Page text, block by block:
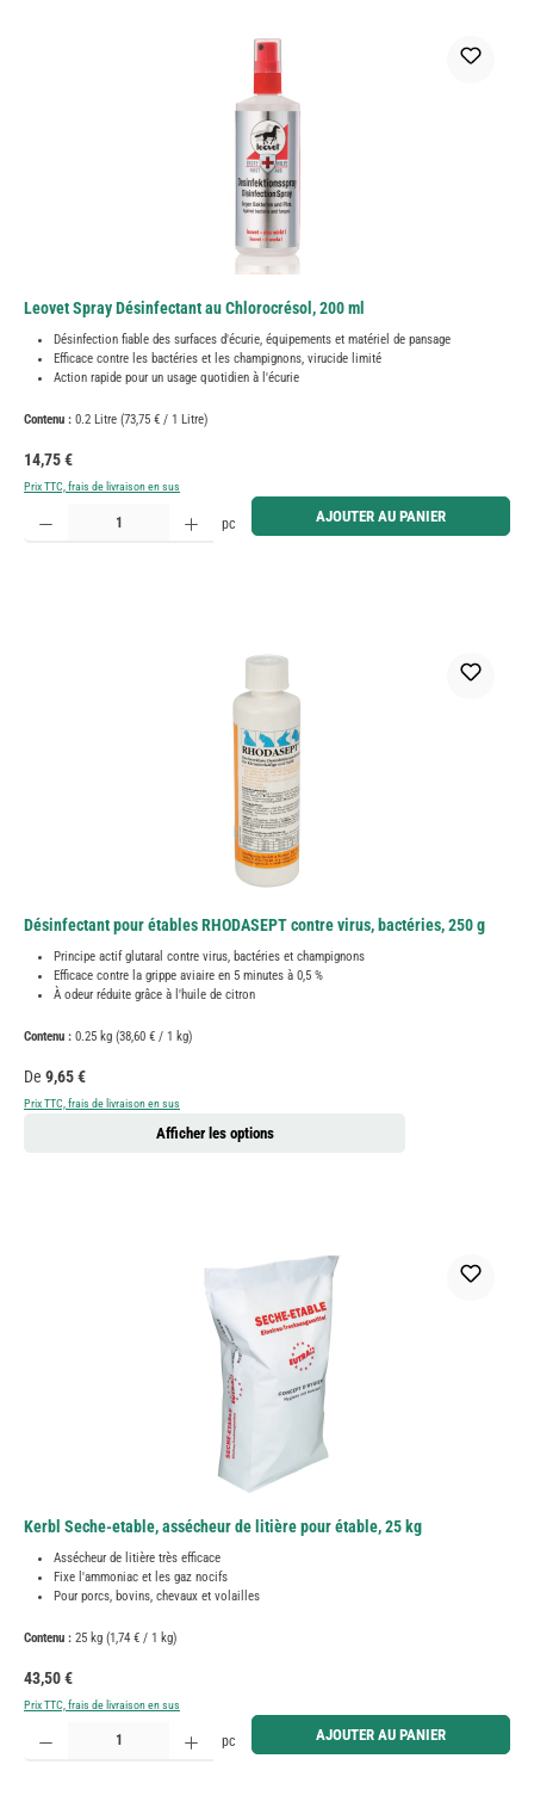
Leovet Spray Désinfectant au Chlorocrésol, 200 ml
Désinfection fiable des surfaces d'écurie, équipements et matériel de pansage
Efficace contre les bactéries et les champignons, virucide limité
Action rapide pour un usage quotidien à l'écurie
Contenu : 0.2 Litre (73,75 € / 1 Litre)
Prix régulier :
14,75 €
Prix TTC, frais de livraison en sus
Quantité de produit : Entrez la quantité souhaitée ou utilisez les boutons pour augmenter ou
pc AJOUTER AU PANIER
Désinfectant pour étables RHODASEPT contre virus, bactéries, 250 g
Principe actif glutaral contre virus, bactéries et champignons
Efficace contre la grippe aviaire en 5 minutes à 0,5 %
À odeur réduite grâce à l'huile de citron
Contenu : 0.25 kg (38,60 € / 1 kg)
Prix régulier :
De 9,65 €
Prix TTC, frais de livraison en sus
Afficher les options
Kerbl Seche-etable, assécheur de litière pour étable, 25 kg
Assécheur de litière très efficace
Fixe l'ammoniac et les gaz nocifs
Pour porcs, bovins, chevaux et volailles
Contenu : 25 kg (1,74 € / 1 kg)
Prix régulier :
43,50 €
Prix TTC, frais de livraison en sus
Quantité de produit : Entrez la quantité souhaitée ou utilisez les boutons pour augmenter ou
pc AJOUTER AU PANIER